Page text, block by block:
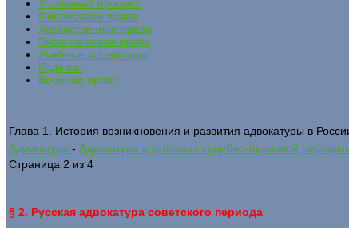
Уголовный процесс
Финансовое право
Хозяйственное право
Экологическое право
Учебные материалы
Кодексы
Военное право
Глава 1. История возникновения и развития адвокатуры в
Адвокатура - Адвокатура в условиях судебно-правовой
Страница 2 из 4
§ 2. Русская адвокатура советского периода